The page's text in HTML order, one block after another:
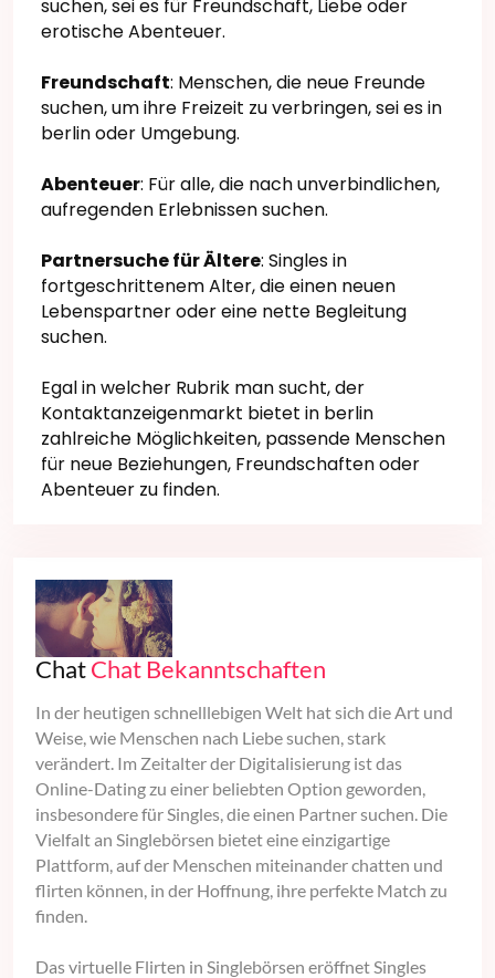
suchen, sei es für Freundschaft, Liebe oder
erotische Abenteuer.
Freundschaft: Menschen, die neue Freunde
suchen, um ihre Freizeit zu verbringen, sei es in
berlin oder Umgebung.
Abenteuer: Für alle, die nach unverbindlichen,
aufregenden Erlebnissen suchen.
Partnersuche für Ältere: Singles in
fortgeschrittenem Alter, die einen neuen
Lebenspartner oder eine nette Begleitung
suchen.
Egal in welcher Rubrik man sucht, der
Kontaktanzeigenmarkt bietet in berlin
zahlreiche Möglichkeiten, passende Menschen
für neue Beziehungen, Freundschaften oder
Abenteuer zu finden.
ChatChat Bekanntschaften
In der heutigen schnelllebigen Welt hat sich die Art und
Weise, wie Menschen nach Liebe suchen, stark
verändert. Im Zeitalter der Digitalisierung ist das
Online-Dating zu einer beliebten Option geworden,
insbesondere für Singles, die einen Partner suchen. Die
Vielfalt an Singlebörsen bietet eine einzigartige
Plattform, auf der Menschen miteinander chatten und
flirten können, in der Hoffnung, ihre perfekte Match zu
finden.
Das virtuelle Flirten in Singlebörsen eröffnet Singles